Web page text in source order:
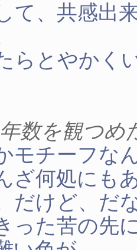
て、共感出
らとやかく
数を観つめ
チーフな
何処にもあ
けど、だ
た苦の先